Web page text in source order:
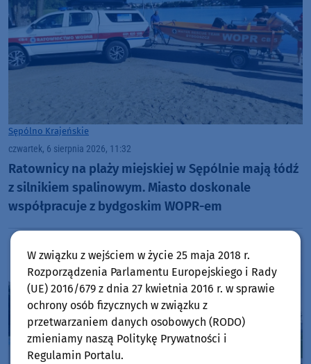
Sępólno Krajeńskie
czwartek, 6 sierpnia 2026, 11:32
Ratownicy na plaży miejskiej w Sępólnie mają łódź
z silnikiem spalinowym. Miasto doskonale
współpracuje z bydgoskim WOPR-em
W związku z wejściem w życie 25 maja 2018 r.
Rozporządzenia Parlamentu Europejskiego i Rady
(UE) 2016/679 z dnia 27 kwietnia 2016 r. w sprawie
ochrony osób fizycznych w związku z
przetwarzaniem danych osobowych (RODO)
zmieniamy naszą Politykę Prywatności i
Regulamin Portalu.